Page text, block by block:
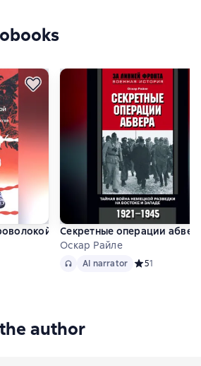
Дневник немецкого
рейтинг 5 на основе 2 оценок
Секретные операции
Оскар Райле
Audio AI narrator
AI narrator Средний
51
author